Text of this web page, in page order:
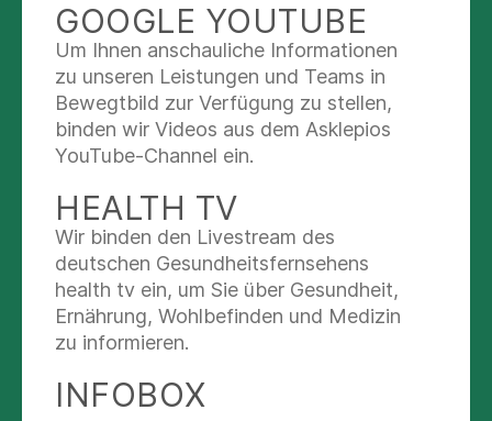
Asklepios Fachkrankenhaus
Bad Abbach
Kaiser-Karl V.-Allee 3
93077 Bad Abbach
Details anzeigen
(0 94 05) 18-0
Zentrum für Rehabilitation
Asklepios Zentrum für
Rehabilitation Bad Abbach
Stinkelbrunnstraße 10
93077 Bad Abbach
Details anzeigen
Medizinisches
Versorgungszentrum Bad Abbach
Asklepios MVZ Bad Abbach
Stinkelbrunnstraße 10
93077 Bad Abbach
Details anzeigen
+49 9405 18-1550
MEDIZINISCHE
VERSORGUNG AUF
HÖCHSTEM NIVEAU - NUR
WENIGE KILOMETER
SÜDWESTLICH VON
REGENSBURG
GOOGLE YOUTUBE
Um Ihnen anschauliche Informationen
zu unseren Leistungen und Teams in
Bewegtbild zur Verfügung zu stellen,
binden wir Videos aus dem Asklepios
YouTube-Channel ein.
HEALTH TV
Wir binden den Livestream des
deutschen Gesundheitsfernsehens
health tv ein, um Sie über Gesundheit,
Ernährung, Wohlbefinden und Medizin
zu informieren.
INFOBOX